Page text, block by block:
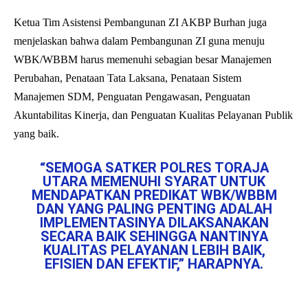
Ketua Tim Asistensi Pembangunan ZI AKBP Burhan juga
menjelaskan bahwa dalam Pembangunan ZI guna menuju
WBK/WBBM harus memenuhi sebagian besar Manajemen
Perubahan, Penataan Tata Laksana, Penataan Sistem
Manajemen SDM, Penguatan Pengawasan, Penguatan
Akuntabilitas Kinerja, dan Penguatan Kualitas Pelayanan Publik
yang baik.
“SEMOGA SATKER POLRES TORAJA
UTARA MEMENUHI SYARAT UNTUK
MENDAPATKAN PREDIKAT WBK/WBBM
DAN YANG PALING PENTING ADALAH
IMPLEMENTASINYA DILAKSANAKAN
SECARA BAIK SEHINGGA NANTINYA
KUALITAS PELAYANAN LEBIH BAIK,
EFISIEN DAN EFEKTIF,” HARAPNYA.